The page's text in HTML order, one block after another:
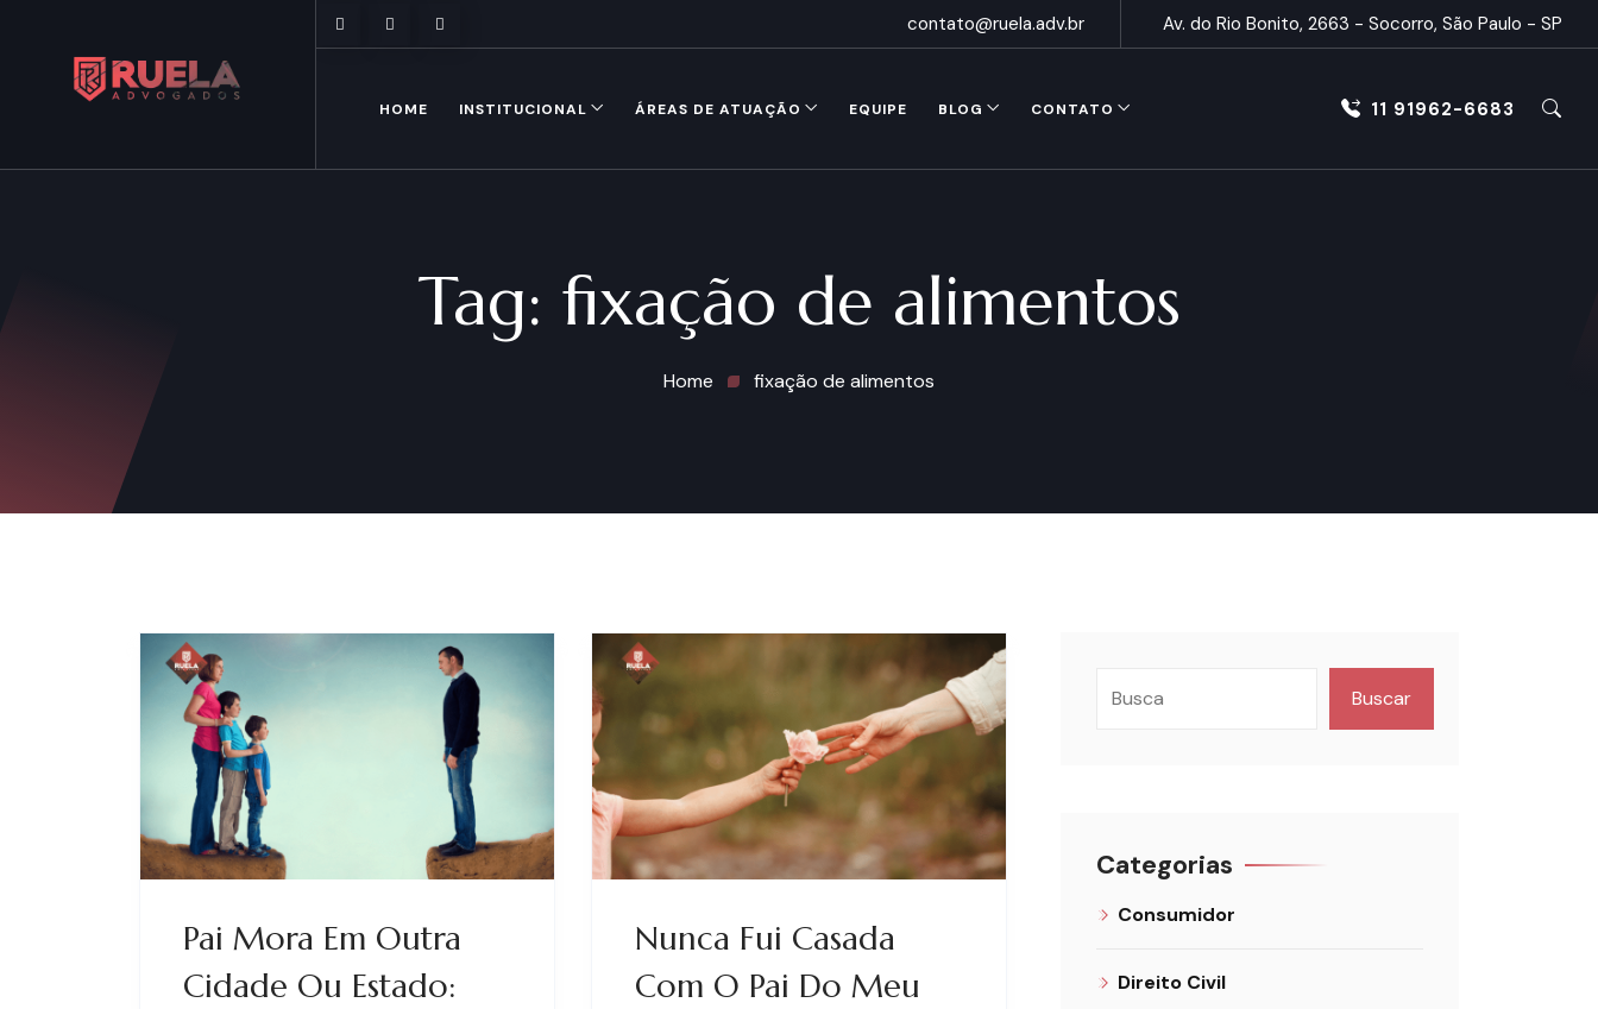
contato@ruela.adv.br Av. do Rio Bonito, 2663 - Socorro, São Paulo - SP
HOME INSTITUCIONAL ÁREAS DE ATUAÇÃO EQUIPE BLOG CONTATO 11 91962-6683
Tag: fixação de alimentos
Home fixação de alimentos
Pai Mora Em Outra
Cidade Ou Estado:
Nunca Fui Casada
Com O Pai Do Meu
Buscar
Categorias
Consumidor
Direito Civil